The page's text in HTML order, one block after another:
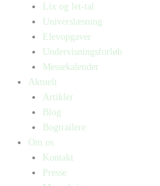
Lix og let-tal
Universlæsning
Elevopgaver
Undervisningsforløb
Messekalender
Aktuelt
Artikler
Blog
Bogtrailere
Om os
Kontakt
Presse